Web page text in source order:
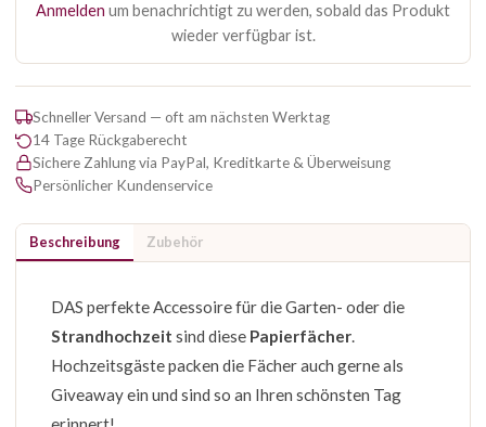
Anmelden um benachrichtigt zu werden, sobald das Produkt
wieder verfügbar ist.
Schneller Versand — oft am nächsten Werktag
14 Tage Rückgaberecht
Sichere Zahlung via PayPal, Kreditkarte & Überweisung
Persönlicher Kundenservice
Beschreibung Zubehör
DAS perfekte Accessoire für die Garten- oder die
Strandhochzeit sind diese Papierfächer
Hochzeitsgäste packen die Fächer auch gerne als
Giveaway ein und sind so an Ihren schönsten Tag